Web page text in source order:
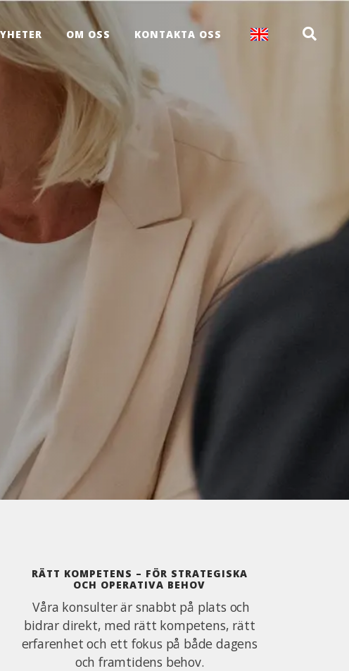
OM OSS KONTAKTA OSS
RÄTT KOMPETENS – FÖR STRATEGISKA
OCH OPERATIVA BEHOV
Våra konsulter är snabbt på plats och
bidrar direkt, med rätt kompetens, rätt
erfarenhet och ett fokus på både dagens
och framtidens behov.